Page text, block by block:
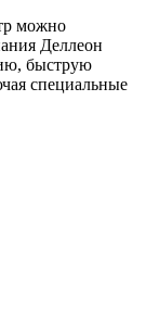
можно
Деллеон
быструю
специальные